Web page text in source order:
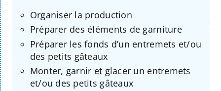
Organiser la production
Préparer des éléments de garniture
Préparer les fonds d’un entremets et/ou
des petits gâteaux
Monter, garnir et glacer un entremets
et/ou des petits gâteaux